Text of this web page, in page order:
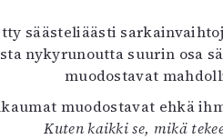
In English
Arkisto
säästeliäästi
nykyrunoutta suurin osa
muodostavat
muodostavat ehkä
Kuten kaikki se, mikä